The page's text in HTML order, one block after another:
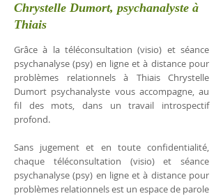
Chrystelle Dumort, psychanalyste à
Thiais
Grâce à la téléconsultation (visio) et séance
psychanalyse (psy) en ligne et à distance pour
problèmes relationnels à Thiais Chrystelle
Dumort psychanalyste vous accompagne, au
fil des mots, dans un travail introspectif
profond.
Sans jugement et en toute confidentialité,
chaque téléconsultation (visio) et séance
psychanalyse (psy) en ligne et à distance pour
problèmes relationnels est un espace de parole